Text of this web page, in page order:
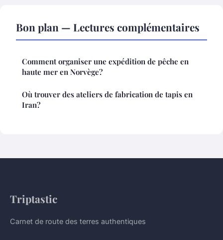
Bon plan — Lectures complémentaires
Comment organiser une expédition de pêche en
haute mer en Norvège?
Où trouver des ateliers de fabrication de tapis en
Iran?
Triptastic
Carnet de route des terres authentiques